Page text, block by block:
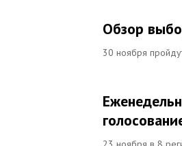
Обзор
30 ноября